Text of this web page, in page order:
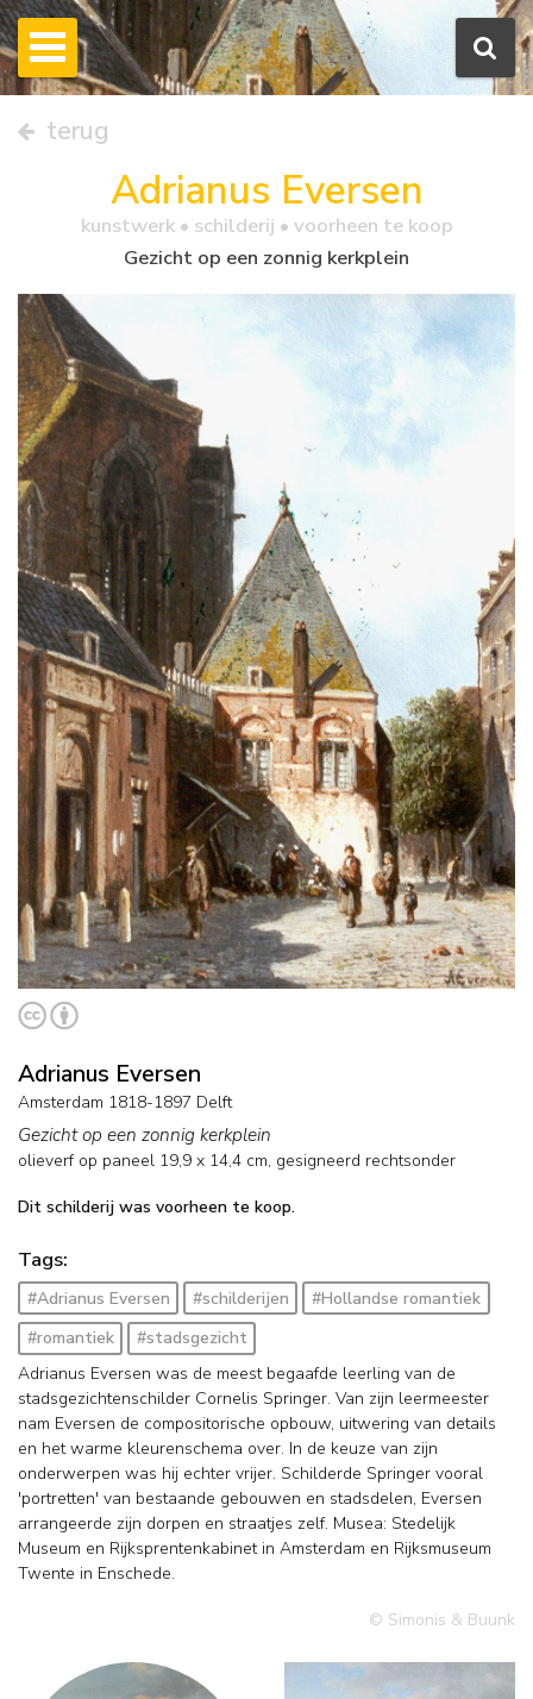
terug
Adrianus Eversen
kunstwerk • schilderij • voorheen te koop
Gezicht op een zonnig kerkplein
Adrianus Eversen
Amsterdam 1818-1897 Delft
Gezicht op een zonnig kerkplein
olieverf op paneel 19,9 x 14,4 cm, gesigneerd rechtsonder
Dit schilderij was voorheen te koop.
Tags:
#Adrianus Eversen #schilderijen
#Hollandse romantiek
#romantiek
#stadsgezicht
Adrianus Eversen was de meest begaafde leerling van de
stadsgezichtenschilder Cornelis Springer. Van zijn leermeester
nam Eversen de compositorische opbouw, uitwering van details
en het warme kleurenschema over. In de keuze van zijn
onderwerpen was hij echter vrijer. Schilderde Springer vooral
'portretten' van bestaande gebouwen en stadsdelen, Eversen
arrangeerde zijn dorpen en straatjes zelf. Musea: Stedelijk
Museum en Rijksprentenkabinet in Amsterdam en Rijksmuseum
Twente in Enschede.
© Simonis & Buunk